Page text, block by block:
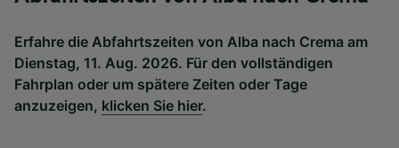
Erfahre die Abfahrtszeiten von Alba nach Crema am
Dienstag, 11. Aug. 2026. Für den vollständigen
Fahrplan oder um spätere Zeiten oder Tage
anzuzeigen, klicken Sie hier.